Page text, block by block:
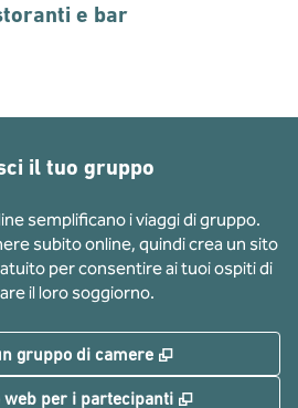
e bar
il tuo gruppo
semplificano i viaggi di gruppo.
subito online, quindi crea un sito
per consentire ai tuoi ospiti di
il loro soggiorno.
gruppo di camere ,
web per i partecipanti ,